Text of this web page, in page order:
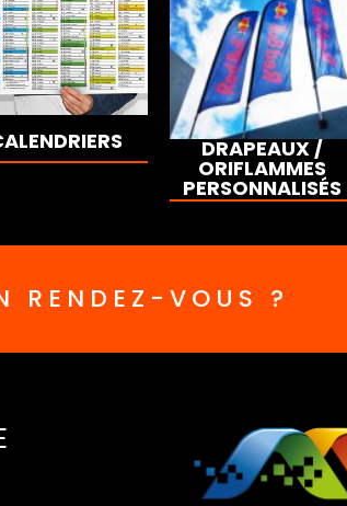
DRAPEAUX /
ORIFLAMMES
PERSONNALISÉS
RENDEZ-VOUS ?